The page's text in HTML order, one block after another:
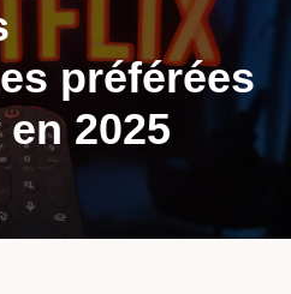
préférées
2025